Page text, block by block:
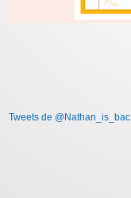
Tweets de @Nathan_is_bac